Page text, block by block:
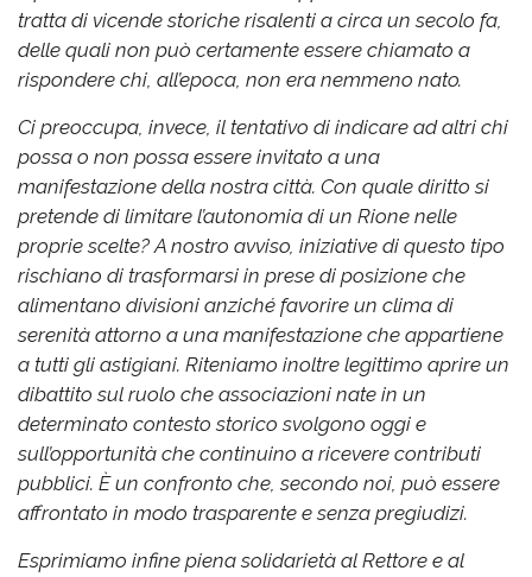
tratta di vicende storiche risalenti a circa un secolo fa,
delle quali non può certamente essere chiamato a
rispondere chi, all’epoca, non era nemmeno nato.
Ci preoccupa, invece, il tentativo di indicare ad altri chi
possa o non possa essere invitato a una
manifestazione della nostra città. Con quale diritto si
pretende di limitare l’autonomia di un Rione nelle
proprie scelte?A nostro avviso, iniziative di questo tipo
rischiano di trasformarsi in prese di posizione che
alimentano divisioni anziché favorire un clima di
serenità attorno a una manifestazione che appartiene
a tutti gli astigiani. Riteniamo inoltre legittimo aprire un
dibattito sul ruolo che associazioni nate in un
determinato contesto storico svolgono oggi e
sull’opportunità che continuino a ricevere contributi
pubblici. È un confronto che, secondo noi, può essere
affrontato in modo trasparente e senza pregiudizi.
Esprimiamo infine piena solidarietà al Rettore e al